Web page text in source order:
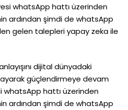
whatsApp hattı üzerinden
ardından şimdi de whatsApp
gelen talepleri yapay zeka ile
dijital dünyadaki
güçlendirmeye devam
whatsApp hattı üzerinden
ardından şimdi de whatsApp